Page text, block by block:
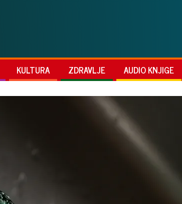
KULTURA ZDRAVLJE AUDIO KNJIGE